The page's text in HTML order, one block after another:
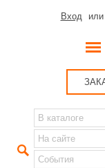
Вход или